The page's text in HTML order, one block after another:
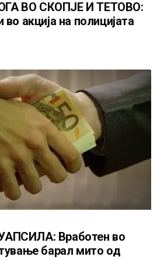
ВО СКОПЈЕ И ТЕТОВО:
акција на полицијата
Вработен во
барал мито од